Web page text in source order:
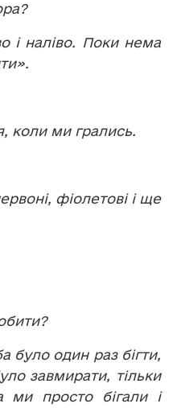
і наліво. Поки нема
коли ми грались.
фіолетові і ще
було один раз бігти,
завмирати, тільки
ми просто бігали і